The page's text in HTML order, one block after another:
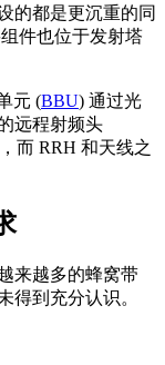
的都是更沉重的同
件也位于发射塔
元 (BBU) 通过光
远程射频头
而 RRH 和天线之
来越多的蜂窝带
得到充分认识。